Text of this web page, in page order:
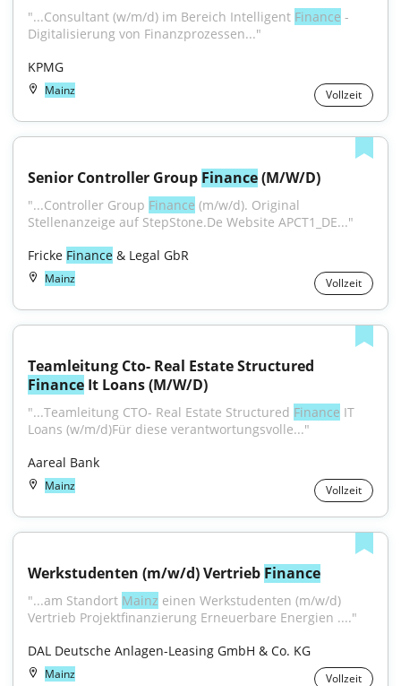
"...Consultant (w/m/d) im Bereich Intelligent Finance -
Digitalisierung von Finanzprozessen..."
KPMG
Mainz Vollzeit
Senior Controller Group Finance (M/W/D)
"...Controller Group Finance (m/w/d). Original
Stellenanzeige auf StepStone.De Website APCT1_DE..."
Fricke Finance & Legal GbR
Mainz Vollzeit
Finance It Loans (M/W/D)
"...Teamleitung CTO- Real Estate Structured Finance IT
Loans (w/m/d)Für diese verantwortungsvolle..."
Aareal Bank
Mainz Vollzeit
Werkstudenten (m/w/d) Vertrieb Finance
"...am Standort Mainz einen Werkstudenten (m/w/d)
Vertrieb Projektfinanzierung Erneuerbare Energien ...."
DAL Deutsche Anlagen-Leasing GmbH & Co. KG
Mainz Vollzeit